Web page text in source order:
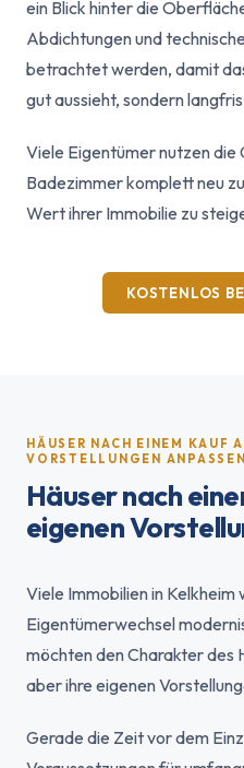
ein Blick hinter die
Abdichtungen und
betrachtet werden, damit
gut aussieht, sondern
Viele Eigentümer nutzen die
Badezimmer komplett neu
Wert ihrer Immobilie zu
KOSTENLOS
HÄUSER NACH EINEM KAUF
VORSTELLUNGEN ANPASSEN
Häuser nach
eigenen
Viele Immobilien in Kelkheim
Eigentümerwechsel
möchten den Charakter des
aber ihre eigenen
Gerade die Zeit vor dem